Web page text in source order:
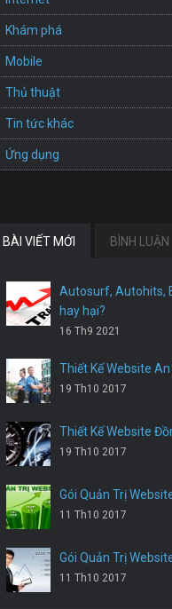
Khám phá
Mobile
Thủ thuật
Tin tức khác
Ứng dụng
BÀI VIẾT MỚI BÌNH LUẬN
Autosurf, Autohits,
hay hại?
16 Th9 2021
Thiết Kế Website
19 Th10 2017
Thiết Kế Website
19 Th10 2017
Gói Quản Trị
11 Th10 2017
Gói Quản Trị
11 Th10 2017